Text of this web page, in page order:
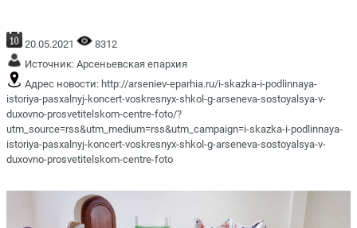
20.05.2021
8312
Источник: Арсеньевская епархия
Адрес новости: http://arseniev-eparhia.ru/i-skazka-i-podlinnaya-
istoriya-pasxalnyj-koncert-voskresnyx-shkol-g-arseneva-sostoyalsya-v-
duxovno-prosvetitelskom-centre-foto/?
utm_source=rss&utm_medium=rss&utm_campaign=i-skazka-i-podlinnaya-
istoriya-pasxalnyj-koncert-voskresnyx-shkol-g-arseneva-sostoyalsya-v-
duxovno-prosvetitelskom-centre-foto